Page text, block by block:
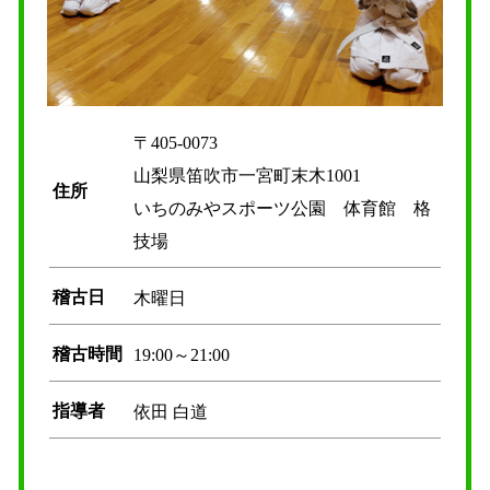
住所
〒405-0073
山梨県笛吹市一宮町末木1001
いちのみやスポーツ公園 体育館 格
技場
稽古日 木曜日
稽古時間 19:00～21:00
指導者 依田 白道